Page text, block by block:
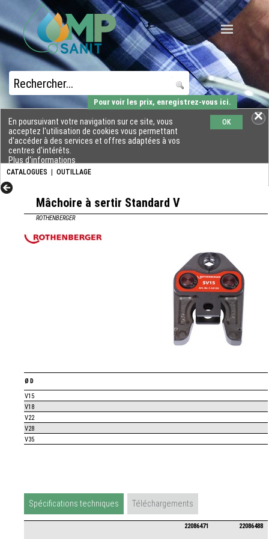
CATALOGUES OUTILLAGE
En poursuivant votre navigation sur ce site, vous
acceptez l'utilisation de cookies vous permettant
d'accéder à des services et offres adaptées à vos
centres d'intérêts.
Plus d'informations
OK
Pour voir les prix, enregistrez-vous ici.